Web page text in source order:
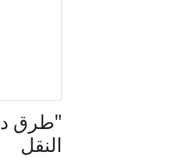
"طرق
النقل